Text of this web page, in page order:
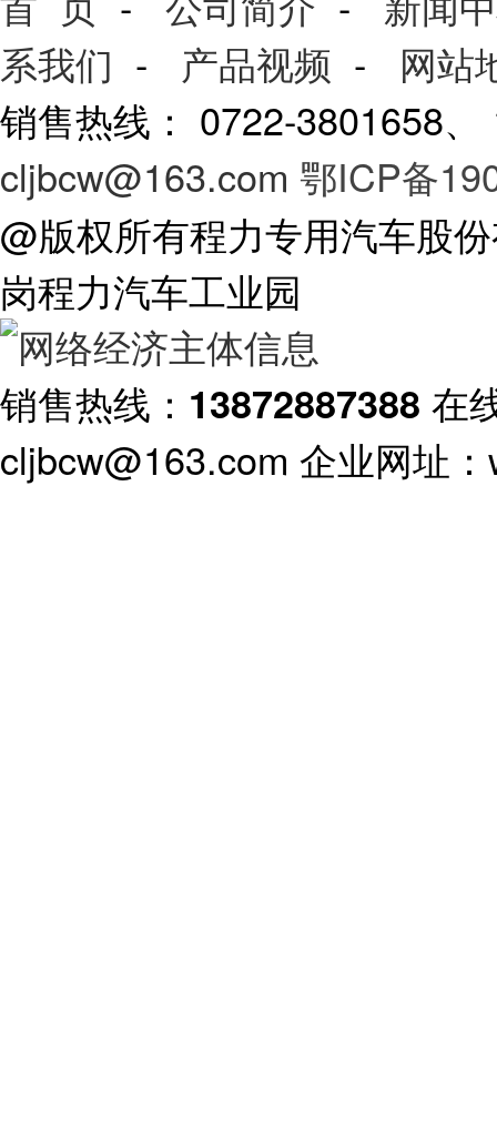
系我们 - 产品视频 - 网站
销售热线： 0722-3801658
cljbcw@163.com 鄂ICP备
@版权所有程力专用汽车股
岗程力汽车工业园
销售热线： 13872887388 在
cljbcw@163.com 企业网址